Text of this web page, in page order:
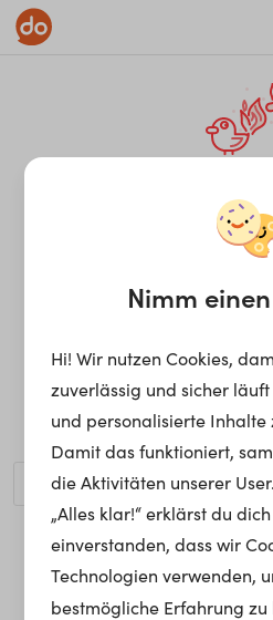
¡Ay,
Ups, die gewünschte Seite
Möchtest du nach einem
Nimm
Hi! Wir nutzen Cookies,
zuverlässig und sicher
und personalisierte Inhalte
Damit das funktioniert,
die Aktivitäten unserer
„Alles klar!“ erklärst du
einverstanden, dass wir
Technologien verwenden,
bestmögliche Erfahrung zu